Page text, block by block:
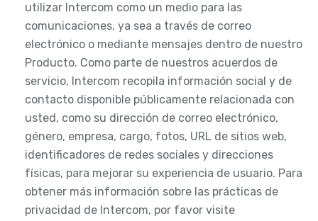
utilizar Intercom como un medio para las
comunicaciones, ya sea a través de correo
electrónico o mediante mensajes dentro de nuestro
Producto. Como parte de nuestros acuerdos de
servicio, Intercom recopila información social y de
contacto disponible públicamente relacionada con
usted, como su dirección de correo electrónico,
género, empresa, cargo, fotos, URL de sitios web,
identificadores de redes sociales y direcciones
físicas, para mejorar su experiencia de usuario. Para
obtener más información sobre las prácticas de
privacidad de Intercom, por favor visite